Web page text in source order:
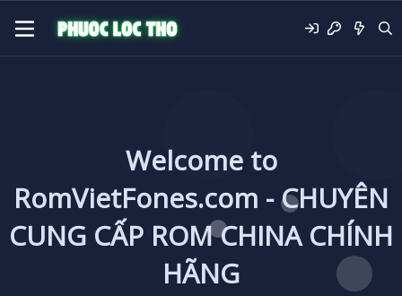
Welcome to
RomVietFones.com - CHUYÊN
CUNG CẤP ROM CHINA CHÍNH
HÃNG